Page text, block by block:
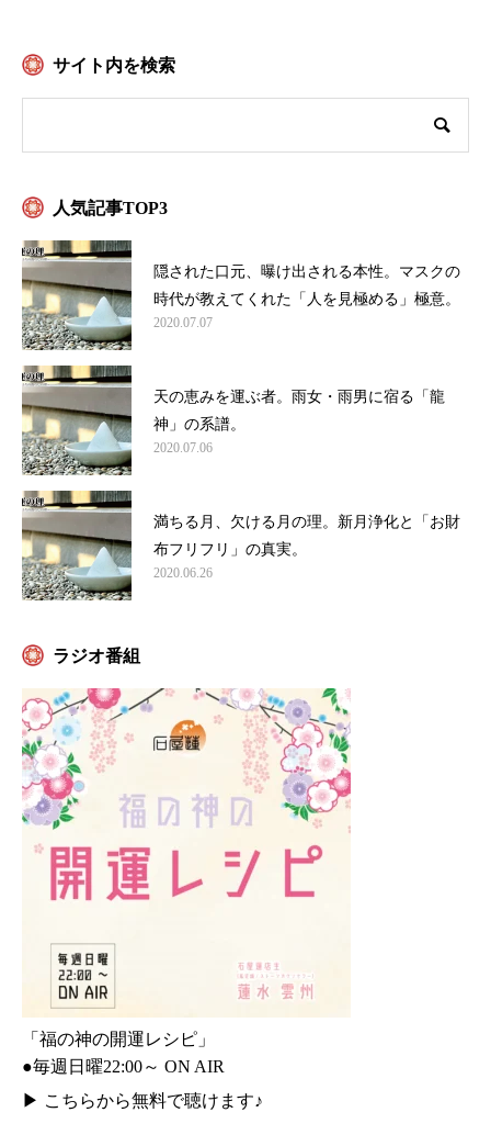
サイト内を検索
人気記事TOP3
隠された口元、曝け出される本性。マスクの
時代が教えてくれた「人を見極める」極意。
2020.07.07
天の恵みを運ぶ者。雨女・雨男に宿る「龍
神」の系譜。
2020.07.06
満ちる月、欠ける月の理。新月浄化と「お財
布フリフリ」の真実。
2020.06.26
ラジオ番組
「福の神の開運レシピ」
●毎週日曜22:00～ ON AIR
▶ こちらから無料で聴けます♪